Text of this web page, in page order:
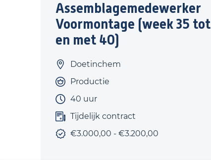
Assemblagemedewerker
Voormontage (week 35 tot
en met 40)
Doetinchem
Productie
40 uur
Tijdelijk contract
€3.000,00 - €3.200,00